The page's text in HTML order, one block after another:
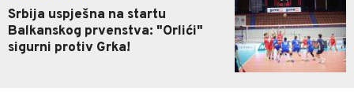
Srbija uspješna na startu
Balkanskog prvenstva: "Orlići"
sigurni protiv Grka!